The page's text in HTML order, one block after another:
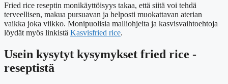
Fried rice reseptin monikäyttöisyys takaa, että siitä voi tehdä
terveellisen, makua pursuavan ja helposti muokattavan aterian
vaikka joka viikko. Monipuolisia malliohjeita ja kasvisvaihtoehtoja
löydät myös linkistä Kasvisfried rice.
Usein kysytyt kysymykset fried rice -
reseptistä